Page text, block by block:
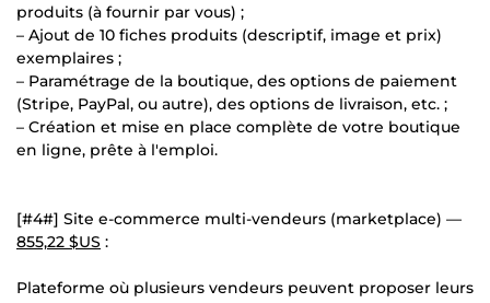
produits (à fournir par vous) ;
– Ajout de 10 fiches produits (descriptif, image et prix)
exemplaires ;
– Paramétrage de la boutique, des options de paiement
(Stripe, PayPal, ou autre), des options de livraison, etc. ;
– Création et mise en place complète de votre boutique
en ligne, prête à l'emploi.
[#4#] Site e-commerce multi-vendeurs (marketplace) —
855,22 $US :
Plateforme où plusieurs vendeurs peuvent proposer leurs